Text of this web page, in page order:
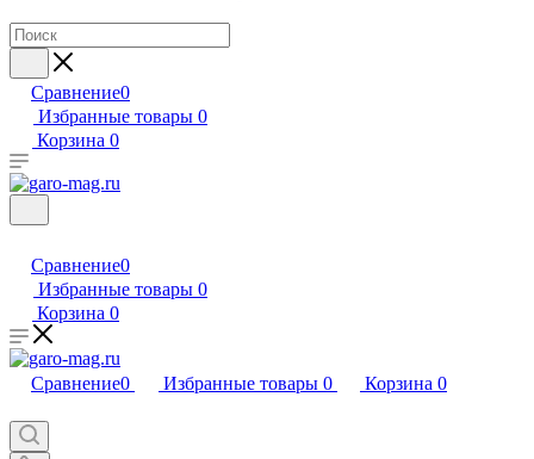
Сравнение0
Избранные товары 0
Корзина 0
Сравнение0
Избранные товары 0
Корзина 0
Сравнение0 Избранные товары 0 Корзина 0